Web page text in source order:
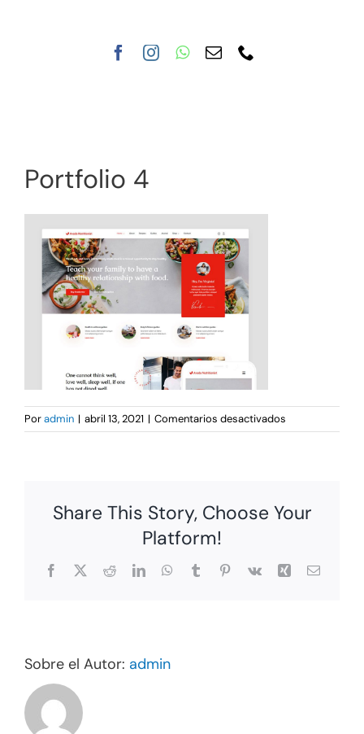
Nuestra clínica
Portfolio 4
Poradmin | abril 13, 2021 | Comentarios desactivados
Portfolio
Share This Story, Choose Your
Platform!
Facebook
X RedditLinkedInWhatsApp
TumblrPinterest
Vk Xing Correo
Sobre el Autor: admin